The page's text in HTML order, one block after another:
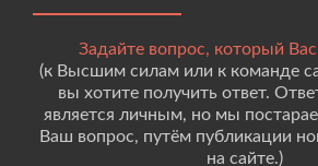
Задайте вопрос, который Вас
(к Высшим силам или к команде
вы хотите получить ответ.
является личным, но мы
Ваш вопрос, путём публикации
на сайте.)